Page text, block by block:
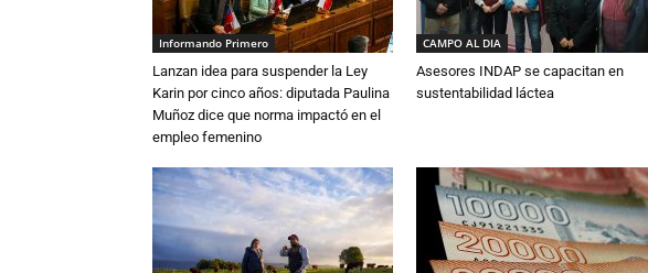
Informando Primero
Lanzan idea para suspender la Ley
Karin por cinco años: diputada Paulina
Muñoz dice que norma impactó en el
empleo femenino
CAMPO AL DIA
Asesores INDAP se capacitan en
sustentabilidad láctea